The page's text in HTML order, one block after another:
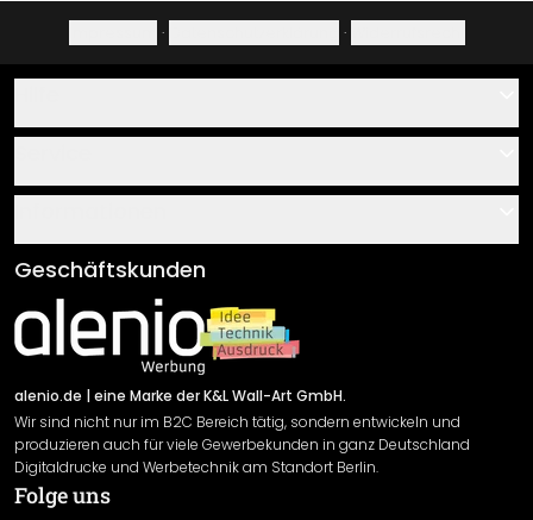
· ·
Über uns
Klebe- und Montageanleitungen
Newsletter An-/Abmeldung
Sendungsverfolgung
AGB
Impressum
Versand & Zahlung
Rücksendung
Widerrufsrecht
Datenschutzerklärung
Gewährleistung
Geschäftskunden
alenio.de | eine Marke der K&L Wall-Art GmbH.
Wir sind nicht nur im B2C Bereich tätig, sondern entwickeln und
produzieren auch für viele Gewerbekunden in ganz Deutschland
Digitaldrucke und Werbetechnik am Standort Berlin.
Folge uns